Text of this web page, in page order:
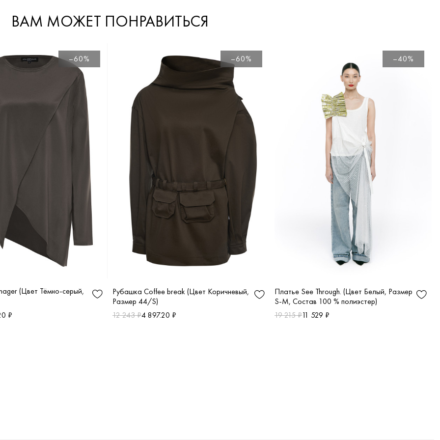
ВАМ МОЖЕТ ПОНРАВИТЬСЯ
–60%
(Цвет Тёмно-серый,
₽
–60%
Рубашка Coffee break (Цвет Коричневый,
Размер 44/S)
12 243 ₽4 897.20 ₽
–40%
Платье See Through. (Цвет Белый, Размер
S-M, Состав 100 % полиэстер)
19 215 ₽11 529 ₽